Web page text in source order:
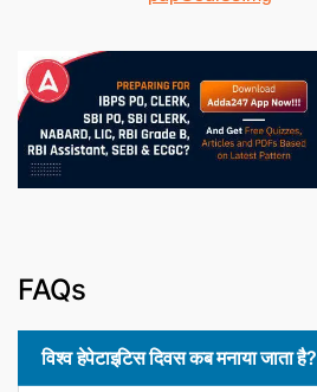
FAQs
विश्व हेपेटाइटिस दिवस कब मनाया जाता है?